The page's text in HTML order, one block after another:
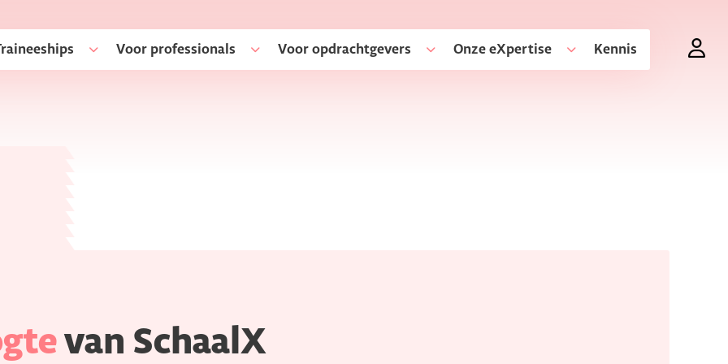
Voor professionals Voor opdrachtgevers Onze eXpertise Kennis
van SchaalX